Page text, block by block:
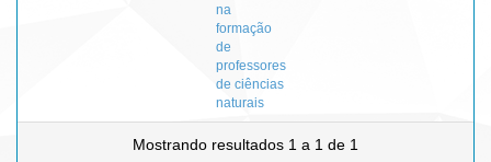
na
formação
de
professores
de ciências
naturais
Mostrando resultados 1 a 1 de 1